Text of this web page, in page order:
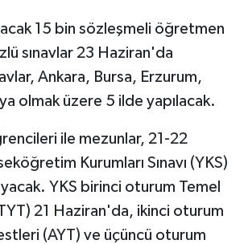
15 bin sözleşmeli öğretmen
sınavlar 23 Haziran'da
Ankara, Bursa, Erzurum,
olmak üzere 5 ilde yapılacak.
ile mezunlar, 21-22
Kurumları Sınavı (YKS)
YKS birinci oturum Temel
21 Haziran'da, ikinci oturum
(AYT) ve üçüncü oturum